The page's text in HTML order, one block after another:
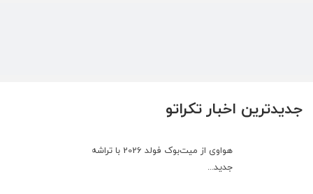
جدیدترین اخبار تکراتو
هواوی از میت‌بوک فولد 2026 با تراشه
جدید...